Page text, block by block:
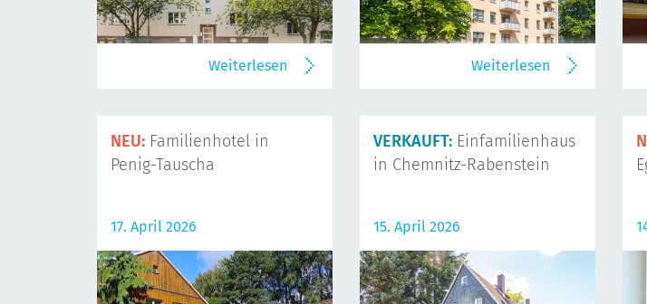
Weiterlesen Weiterlesen
NEU: Familienhotel in
Penig-Tauscha
17. April 2026
VERKAUFT: Einfamilienhaus
in Chemnitz-Rabenstein
15. April 2026